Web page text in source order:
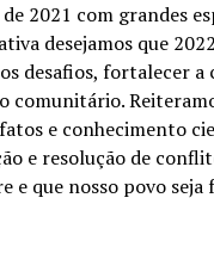
2021 com grandes
desejamos que
desafios, fortalecer
comunitário.
e conhecimento
e resolução de
e que nosso povo seja